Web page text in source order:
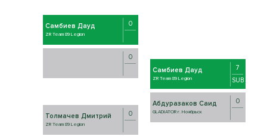
Самбиев Дауд
ZR Team 89 Legion
0
0
Толмачев Дмитрий
ZR Team 89 Legion
0
Самбиев Дауд
ZR Team 89 Legion
7
SUB
Абдуразаков Саид
GLADIATOR г. Ноябрьск
0